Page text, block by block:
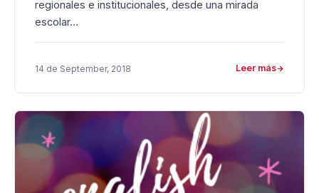
regionales e institucionales, desde una mirada
escolar…
14 de September, 2018 Leer más